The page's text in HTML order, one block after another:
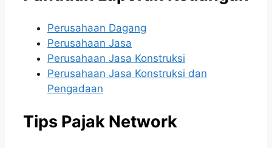
Perusahaan Dagang
Perusahaan Jasa
Perusahaan Jasa Konstruksi
Perusahaan Jasa Konstruksi dan
Pengadaan
Tips Pajak Network